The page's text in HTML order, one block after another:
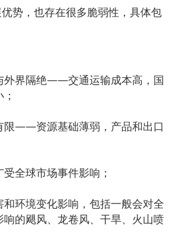
势，也存在很多脆弱性，具体包
外界隔绝——交通运输成本高，国
限——资源基础薄弱，产品和出口
全球市场事件影响；
和环境变化影响，包括一般会对全
响的飓风、龙卷风、干旱、火山喷